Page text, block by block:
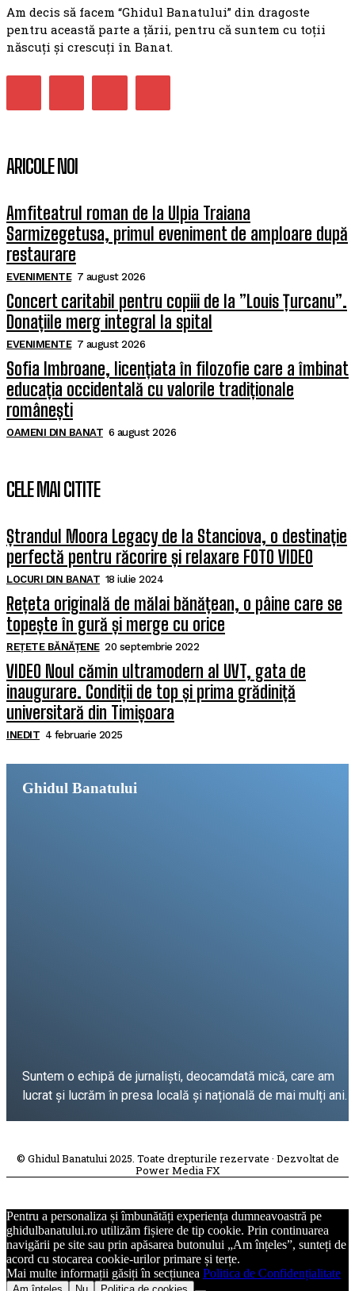
Am decis să facem “Ghidul Banatului” din dragoste
pentru această parte a țării, pentru că suntem cu toții
născuți și crescuți în Banat.
ARICOLE NOI
Amfiteatrul roman de la Ulpia Traiana
Sarmizegetusa, primul eveniment de amploare după
restaurare
EVENIMENTE 7 august 2026
Concert caritabil pentru copiii de la ”Louis Țurcanu”.
Donațiile merg integral la spital
EVENIMENTE 7 august 2026
Sofia Imbroane, licențiata în filozofie care a îmbinat
educația occidentală cu valorile tradiționale
românești
OAMENI DIN BANAT 6 august 2026
CELE MAI CITITE
Ștrandul Moora Legacy de la Stanciova, o destinație
perfectă pentru răcorire și relaxare FOTO VIDEO
LOCURI DIN BANAT 18 iulie 2024
Rețeta originală de mălai bănățean, o pâine care se
topește în gură și merge cu orice
REȚETE BĂNĂȚENE 20 septembrie 2022
VIDEO Noul cămin ultramodern al UVT, gata de
inaugurare. Condiții de top și prima grădiniță
universitară din Timișoara
INEDIT 4 februarie 2025
Ghidul Banatului
Suntem o echipă de jurnaliști, deocamdată mică, care am
lucrat și lucrăm în presa locală și națională de mai mulți ani.
© Ghidul Banatului 2025. Toate drepturile rezervate · Dezvoltat de
Power Media FX
Pentru a personaliza și îmbunătăți experiența dumneavoastră pe
ghidulbanatului.ro utilizăm fișiere de tip cookie. Prin continuarea
navigării pe site sau prin apăsarea butonului „Am înțeles”, sunteți de
acord cu stocarea cookie-urilor primare și terțe.
Mai multe informații găsiți în secțiunea Politica de Confidențialitate